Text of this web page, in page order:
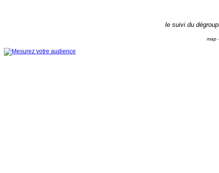
le suivi du
map